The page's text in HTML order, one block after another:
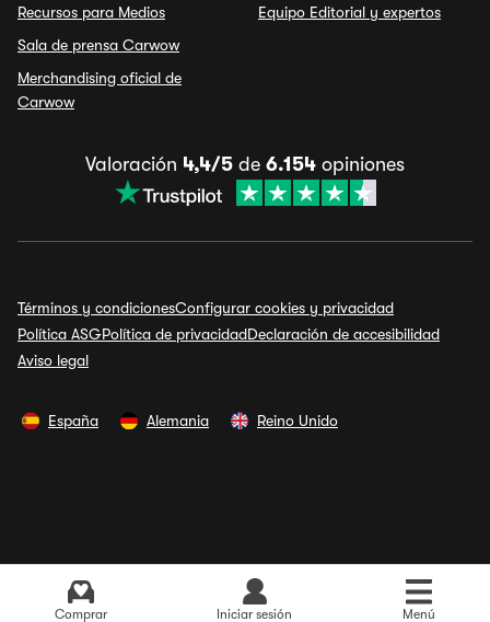
Comprar Iniciar sesión Menú
Ver últimos precios
Recursos para Medios
Sala de prensa Carwow
Merchandising oficial de
Carwow
Equipo Editorial y expertos
Valoración 4,4/5 de 6.154 opiniones
Términos y condicionesConfigurar cookies y privacidad
Política ASGPolítica de privacidadDeclaración de accesibilidad
Aviso legal
España Alemania Reino Unido